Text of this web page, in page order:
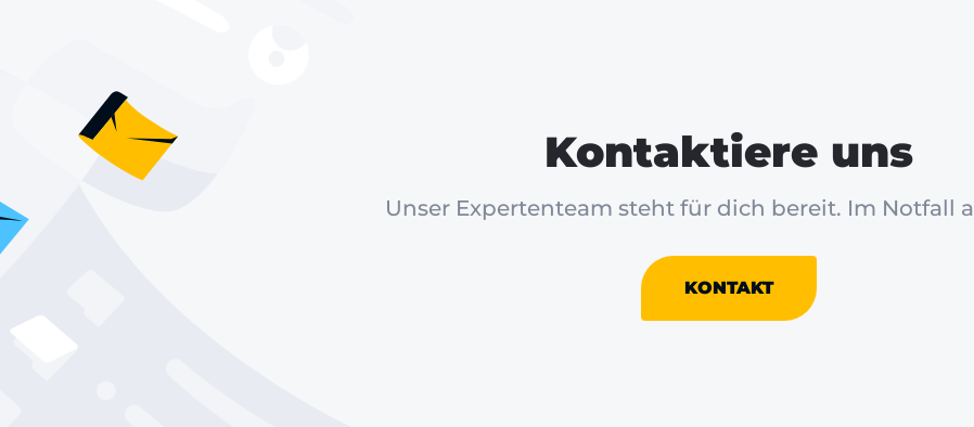
Kontaktiere uns
Unser Expertenteam steht für dich bereit. Im Notfall
KONTAKT